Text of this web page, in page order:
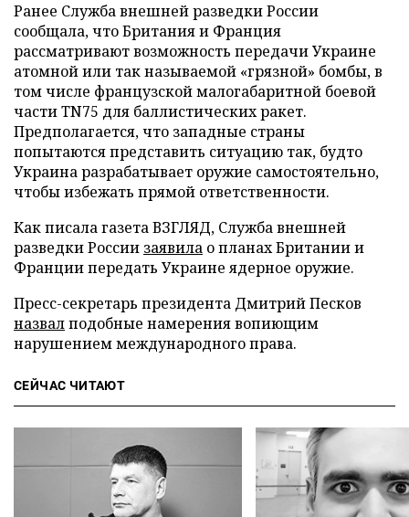
Ранее Служба внешней разведки России
сообщала, что Британия и Франция
рассматривают возможность передачи Украине
атомной или так называемой «грязной» бомбы, в
том числе французской малогабаритной боевой
части TN75 для баллистических ракет.
Предполагается, что западные страны
попытаются представить ситуацию так, будто
Украина разрабатывает оружие самостоятельно,
чтобы избежать прямой ответственности.
Как писала газета ВЗГЛЯД, Служба внешней
разведки России заявила о планах Британии и
Франции передать Украине ядерное оружие.
Пресс-секретарь президента Дмитрий Песков
назвалподобные намерения вопиющим
нарушением международного права.
СЕЙЧАС ЧИТАЮТ